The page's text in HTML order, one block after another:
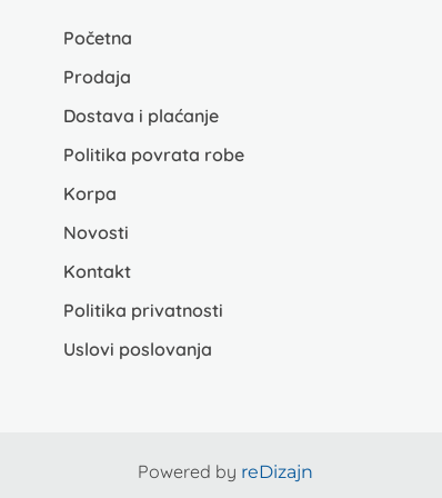
Početna
Prodaja
Dostava i plaćanje
Politika povrata robe
Korpa
Novosti
Kontakt
Politika privatnosti
Uslovi poslovanja
Powered by reDizajn